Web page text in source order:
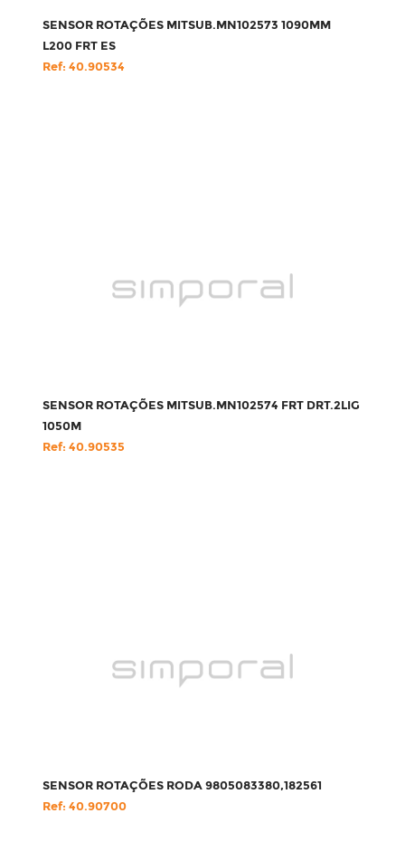
SENSOR ROTAÇÕES MITSUB.MN102573 1090MM
L200 FRT ES
Ref: 40.90534
SENSOR ROTAÇÕES MITSUB.MN102574 FRT DRT.2LIG
1050M
Ref: 40.90535
SENSOR ROTAÇÕES RODA 9805083380,182561
Ref: 40.90700